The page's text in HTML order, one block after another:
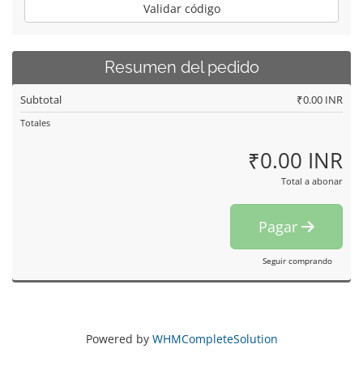
Validar código
Resumen del pedido
Subtotal ₹0.00 INR
Totales
₹0.00 INR
Total a abonar
Pagar
Seguir comprando
Powered by WHMCompleteSolution